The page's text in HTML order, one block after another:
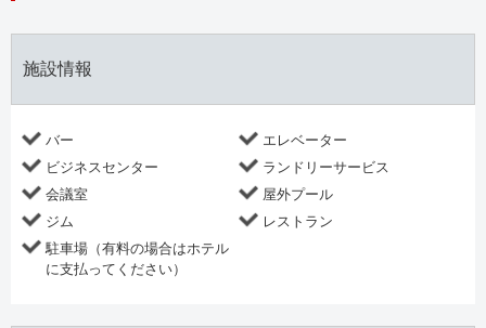
施設情報
バー
エレベーター
ビジネスセンター
ランドリーサービス
会議室
屋外プール
ジム
レストラン
駐車場（有料の場合はホテル
に支払ってください）